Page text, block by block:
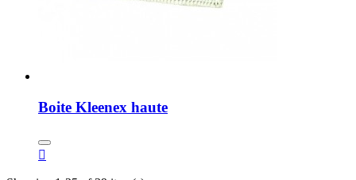
Boite Kleenex haute
